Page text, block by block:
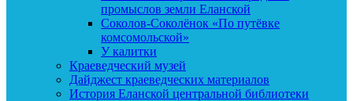
промыслов земли Еланской
Соколов-Соколёнок «По путёвке
комсомольской»
У калитки
Краеведческий музей
Дайджест краеведческих материалов
История Еланской центральной библиотеки